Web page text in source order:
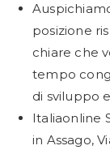
posizione
chiare che
tempo
di sviluppo
Italiaonline
in Assago,